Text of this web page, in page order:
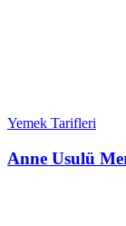
Yemek Tarifleri
Anne Usulü